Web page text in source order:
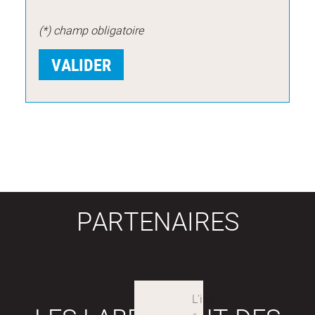
(*) champ obligatoire
PARTENAIRES